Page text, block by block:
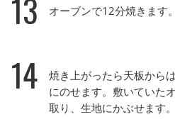
13 オーブンで12分焼きます。
14
焼き上がったら天板から
にのせます。敷いていた
取り、生地にかぶせます。